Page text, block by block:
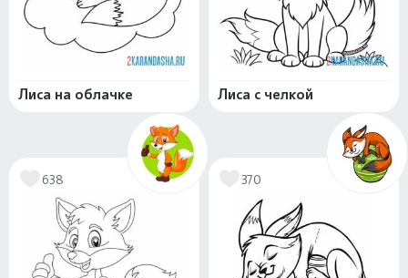
Лиса на облачке Лиса с челкой
638 370